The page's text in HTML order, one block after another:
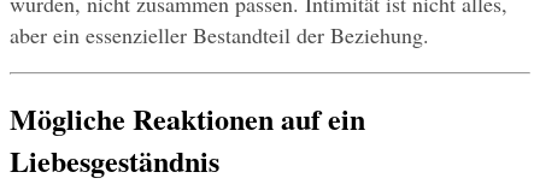
aber ein essenzieller Bestandteil der Beziehung.
Mögliche Reaktionen auf ein
Liebesgeständnis